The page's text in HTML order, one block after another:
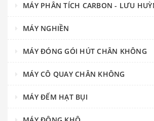
MÁY PHÂN TÍCH CARBON - LƯU
MÁY NGHIỀN
MÁY ĐÓNG GÓI HÚT CHÂN KHÔNG
MÁY CÔ QUAY CHÂN KHÔNG
MÁY ĐẾM HẠT BỤI